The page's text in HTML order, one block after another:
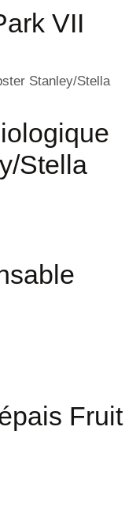
VII
Stella
Fruit